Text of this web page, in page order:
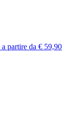
a partire da € 59,90